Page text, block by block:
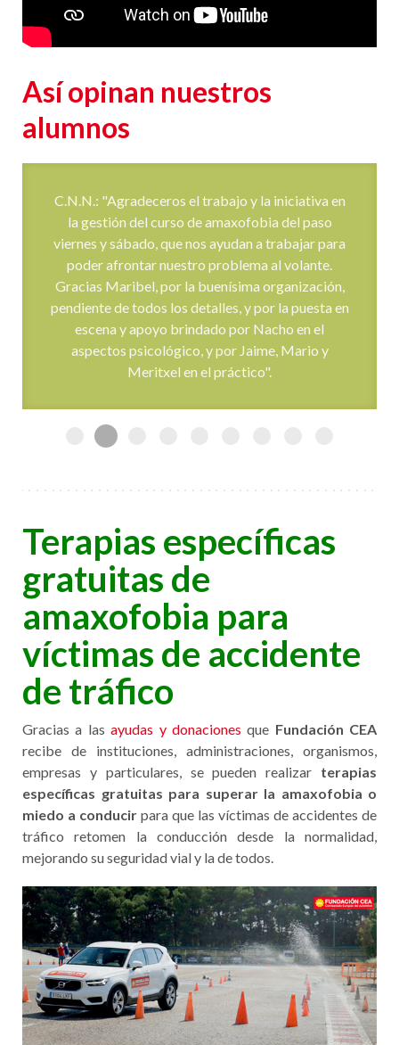
Así opinan nuestros
alumnos
C.N.N.: "Agradeceros el trabajo y la iniciativa en
la gestión del curso de amaxofobia del paso
viernes y sábado, que nos ayudan a trabajar para
poder afrontar nuestro problema al volante.
Gracias Maribel, por la buenísima organización,
pendiente de todos los detalles, y por la puesta en
escena y apoyo brindado por Nacho en el
aspectos psicológico, y por Jaime, Mario y
Meritxel en el práctico".
Terapias específicas
gratuitas de
amaxofobia para
víctimas de accidente
de tráfico
Gracias a lasayudas y donaciones que Fundación CEA
recibe de instituciones, administraciones, organismos,
empresas y particulares, se pueden realizar terapias
específicas gratuitas para superar la amaxofobia o
miedo a conducir para que las víctimas de accidentes de
tráfico retomen la conducción desde la normalidad,
mejorando su seguridad vial y la de todos.